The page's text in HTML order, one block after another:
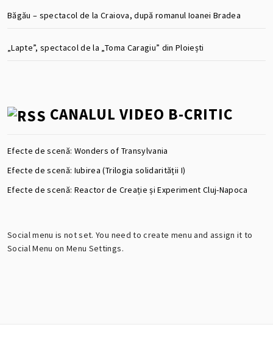
Băgău – spectacol de la Craiova, după romanul Ioanei Bradea
„Lapte”, spectacol de la „Toma Caragiu” din Ploiești
CANALUL VIDEO B-CRITIC
Efecte de scenă: Wonders of Transylvania
Efecte de scenă: Iubirea (Trilogia solidarității I)
Efecte de scenă: Reactor de Creație și Experiment Cluj-Napoca
Social menu is not set. You need to create menu and assign it to
Social Menu on Menu Settings.